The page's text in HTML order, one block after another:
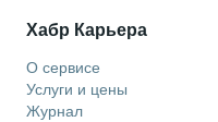
Хабр Карьера
О сервисе
Услуги и цены
Журнал